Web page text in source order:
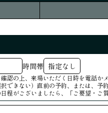
時間帯
認の上、来場いただく日時を電話か
できない）直前の予約、または、予
程がございましたら、「ご要望・ご